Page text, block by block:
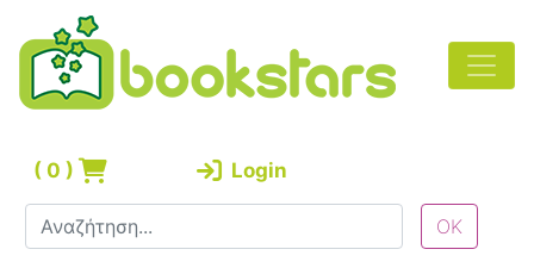
( 0 ) Login